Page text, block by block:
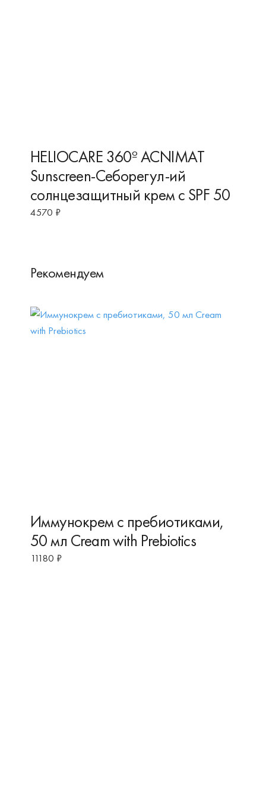
HELIOCARE 360º ACNIMAT
Sunscreen-Себорегул-ий
солнцезащитный крем с SPF 50
4570 ₽
Рекомендуем
Иммунокрем с пребиотиками,
50 мл Cream with Prebiotics
11180 ₽